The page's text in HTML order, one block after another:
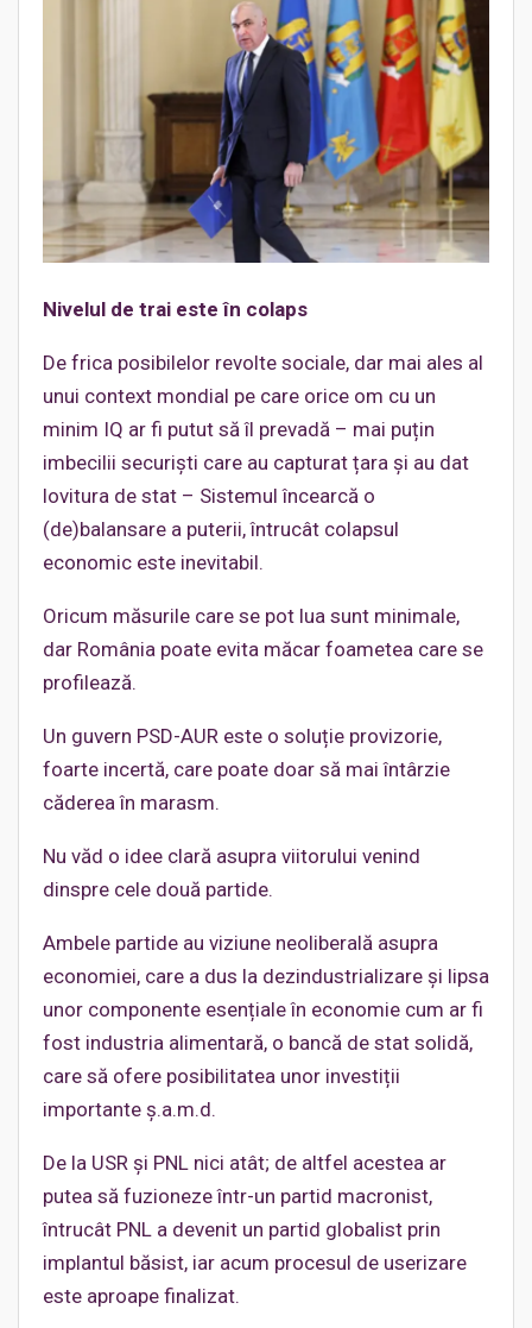
Nivelul de trai este în colaps
De frica posibilelor revolte sociale, dar mai ales al
unui context mondial pe care orice om cu un
minim IQ ar fi putut să îl prevadă – mai puțin
imbecilii securiști care au capturat țara și au dat
lovitura de stat – Sistemul încearcă o
(de)balansare a puterii, întrucât colapsul
economic este inevitabil.
Oricum măsurile care se pot lua sunt minimale,
dar România poate evita măcar foametea care se
profilează.
Un guvern PSD-AUR este o soluție provizorie,
foarte incertă, care poate doar să mai întârzie
căderea în marasm.
Nu văd o idee clară asupra viitorului venind
dinspre cele două partide.
Ambele partide au viziune neoliberală asupra
economiei, care a dus la dezindustrializare și lipsa
unor componente esențiale în economie cum ar fi
fost industria alimentară, o bancă de stat solidă,
care să ofere posibilitatea unor investiții
importante ș.a.m.d.
De la USR și PNL nici atât; de altfel acestea ar
putea să fuzioneze într-un partid macronist,
întrucât PNL a devenit un partid globalist prin
implantul băsist, iar acum procesul de userizare
este aproape finalizat.